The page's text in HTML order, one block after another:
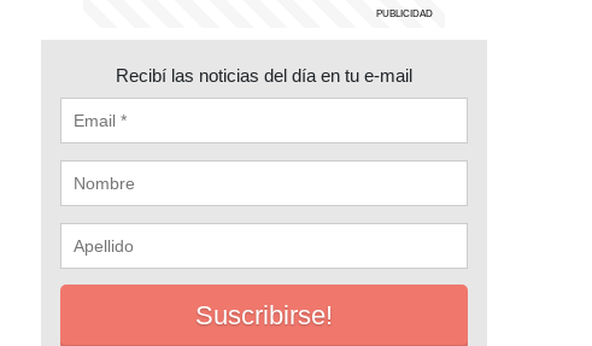
Recibí las noticias del día en tu e-mail